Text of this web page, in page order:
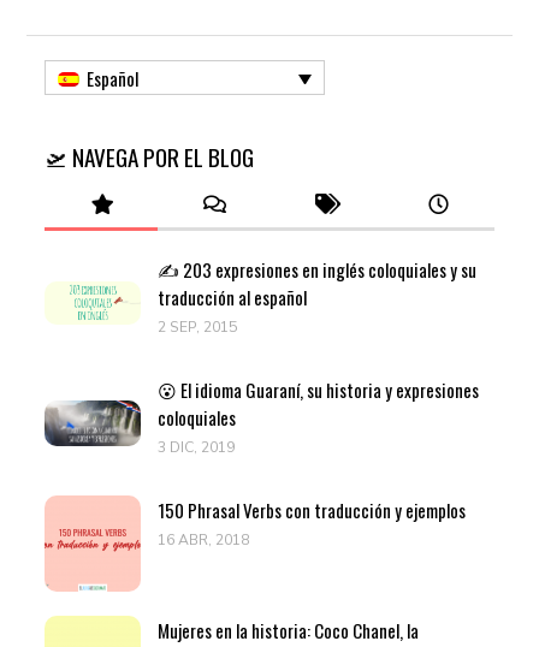
Español
🛫 NAVEGA POR EL BLOG
✍️ 203 expresiones en inglés coloquiales y su
traducción al español
2 SEP, 2015
😮 El idioma Guaraní, su historia y expresiones
coloquiales
3 DIC, 2019
150 Phrasal Verbs con traducción y ejemplos
16 ABR, 2018
Mujeres en la historia: Coco Chanel, la